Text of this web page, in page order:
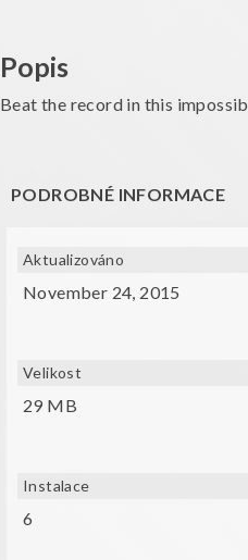
Popis
Beat the record in this
PODROBNÉ INFORMACE
Aktualizováno
November 24, 2015
Velikost
29 MB
Instalace
6